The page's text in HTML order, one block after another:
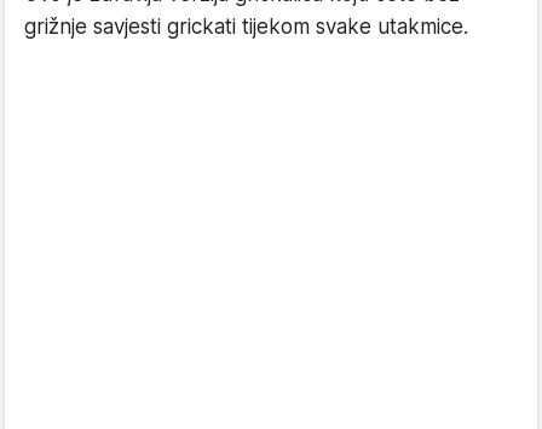
grižnje savjesti grickati tijekom svake utakmice.